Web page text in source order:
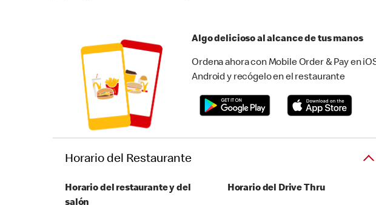
Algo delicioso al alcance de tus manos
Ordena ahora con Mobile Order & Pay en
Android y recógelo en el restaurante
Horario del Restaurante
Horario del restaurante y del
salón
Horario del Drive Thru